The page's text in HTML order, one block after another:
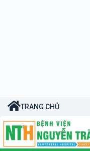
TRANG CHỦ